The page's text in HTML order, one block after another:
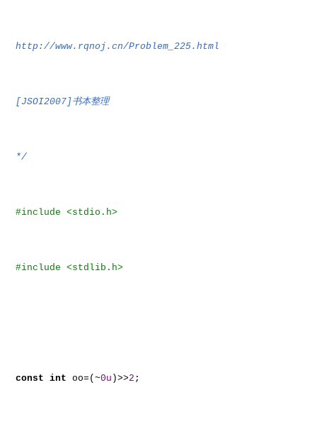
http://www.rqnoj.cn/Problem_225.html
[JSOI2007] 书本整理
*/
#include <stdio.h>
#include <stdlib.h>
const int oo=(~0u )>>2 ;